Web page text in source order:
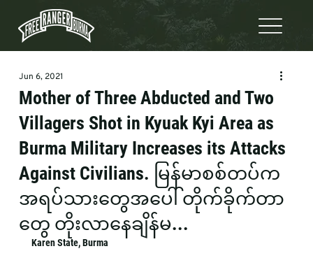
Mother of Three Abducted and Two
Villagers Shot in Kyuak Kyi Area as
Burma Military Increases its Attacks
Against Civilians. မြန်မာစစ်တပ်က
အရပ်သားတွေအပေါ် တိုက်ခိုက်တာ
တွေ တိုးလာနေချိန်မ...
Jun 6, 2021
Karen State, Burma